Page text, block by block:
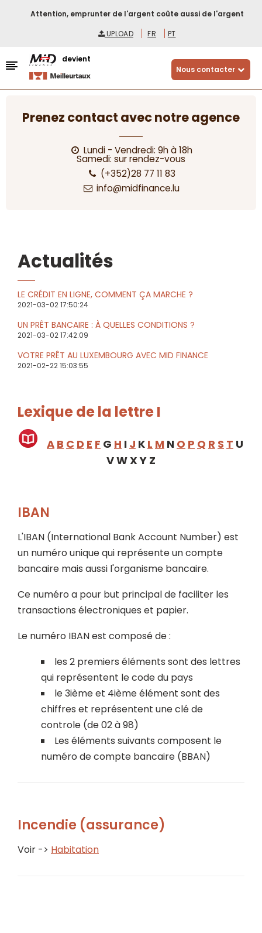
Attention, emprunter de l'argent coûte aussi de l'argent
UPLOAD
FR PT
devient
Nous contacter
Prenez contact avec notre agence
Lundi - Vendredi: 9h à 18h
Samedi: sur rendez-vous
(+352)28 77 11 83
info@midfinance.lu
Actualités
LE CRÉDIT EN LIGNE, COMMENT ÇA MARCHE ?
2021-03-02 17:50:24
UN PRÊT BANCAIRE : À QUELLES CONDITIONS ?
2021-03-02 17:42:09
VOTRE PRÊT AU LUXEMBOURG AVEC MID FINANCE
2021-02-22 15:03:55
Lexique de la lettre I
A B C D E F G H I J K L M N O P Q R S T U
V W X Y Z
IBAN
L'IBAN (International Bank Account Number) est
un numéro unique qui représente un compte
bancaire mais aussi l'organisme bancaire.
Ce numéro a pour but principal de faciliter les
transactions électroniques et papier.
Le numéro IBAN est composé de :
les 2 premiers éléments sont des lettres
qui représentent le code du pays
le 3ième et 4ième élément sont des
chiffres et représentent une clé de
controle (de 02 à 98)
Les éléments suivants composent le
numéro de compte bancaire (BBAN)
Incendie (assurance)
Voir -> Habitation